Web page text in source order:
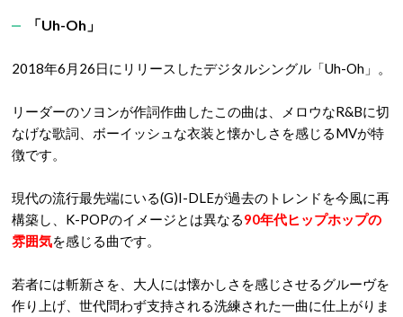
「Uh-Oh」
2018年6月26日にリリースしたデジタルシングル「Uh-Oh」。
リーダーのソヨンが作詞作曲したこの曲は、メロウなR&Bに切
なげな歌詞、ボーイッシュな衣装と懐かしさを感じるMVが特
徴です。
現代の流行最先端にいる(G)I-DLEが過去のトレンドを今風に再
構築し、K-POPのイメージとは異なる90年代ヒップホップの
雰囲気を感じる曲です。
若者には斬新さを、大人には懐かしさを感じさせるグルーヴを
作り上げ、世代問わず支持される洗練された一曲に仕上がりま